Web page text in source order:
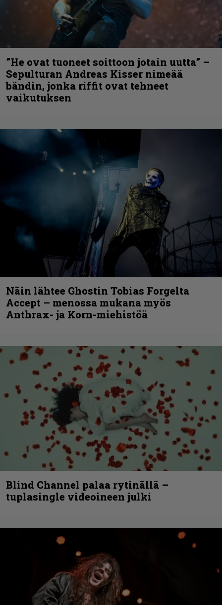
”He ovat tuoneet soittoon jotain uutta” –
Sepulturan Andreas Kisser nimeää
bändin, jonka riffit ovat tehneet
vaikutuksen
Näin lähtee Ghostin Tobias Forgelta
Accept – menossa mukana myös
Anthrax- ja Korn-miehistöä
Blind Channel palaa rytinällä –
tuplasingle videoineen julki